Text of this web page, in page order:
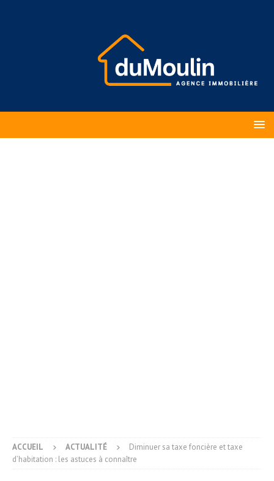
ACCUEIL ACTUALITÉ
Diminuer sa taxe foncière et taxe
d’habitation : les astuces à connaître